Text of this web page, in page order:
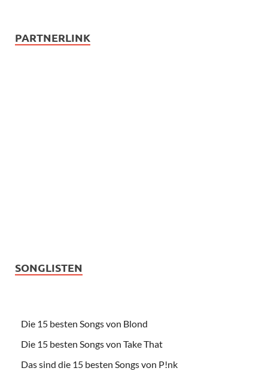
PARTNERLINK
SONGLISTEN
Die 15 besten Songs von Blond
Die 15 besten Songs von Take That
Das sind die 15 besten Songs von P!nk